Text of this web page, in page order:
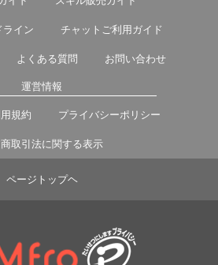
ライン チャットご利用ガイド
よくある質問 お問い合わせ
運営情報
規約 プライバシーポリシー
取引法に関する表示
ページトップヘ